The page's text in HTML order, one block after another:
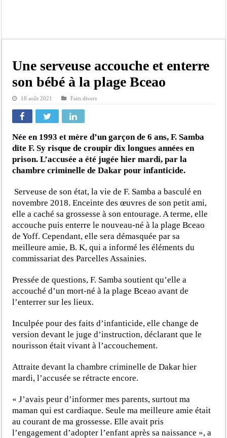
Secteur extractif au Sénégal : 303 milliards de FCFA de revenus générés par au
AfroBasket U18 masculin : le Sénégal domine le Rwanda et réussit son entrée
Fatick : Un carambolage entre trois véhicules fait deux blessés, dont un grave
Bilan Magal de Touba : 244 interpellations, 110 déferrements, 2,4 millions
Une serveuse accouche et enterre
son bébé à la plage Bceao
18 août 2021 Faits divers
Née en 1993 et mère d’un garçon de 6 ans, F. Samba
dite F. Sy risque de croupir dix longues années en
prison. L’accusée a été jugée hier mardi, par la
chambre criminelle de Dakar pour infanticide.
Serveuse de son état, la vie de F. Samba a basculé en
novembre 2018. Enceinte des œuvres de son petit ami,
elle a caché sa grossesse à son entourage. A terme, elle
accouche puis enterre le nouveau-né à la plage Bceao
de Yoff. Cependant, elle sera démasquée par sa
meilleure amie, B. K, qui a informé les éléments du
commissariat des Parcelles Assainies.
Pressée de questions, F. Samba soutient qu’elle a
accouché d’un mort-né à la plage Bceao avant de
l’enterrer sur les lieux.
Inculpée pour des faits d’infanticide, elle change de
version devant le juge d’instruction, déclarant que le
nourisson était vivant à l’accouchement.
Attraite devant la chambre criminelle de Dakar hier
mardi, l’accusée se rétracte encore.
« J’avais peur d’informer mes parents, surtout ma
maman qui est cardiaque. Seule ma meilleure amie était
au courant de ma grossesse. Elle avait pris
l’engagement d’adopter l’enfant après sa naissance », a